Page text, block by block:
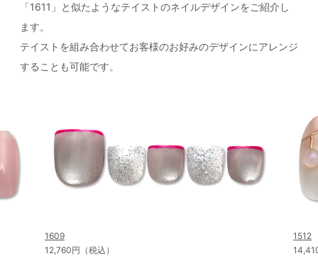
「1611」と似たようなテイストのネイルデザインをご紹介し
ます。
テイストを組み合わせてお客様のお好みのデザインにアレンジ
することも可能です。
1609
12,760円（税込）
1512